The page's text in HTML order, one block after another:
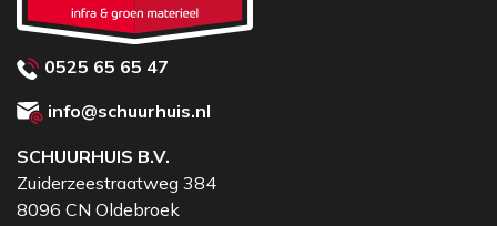
0525 65 65 47
info@schuurhuis.nl
SCHUURHUIS B.V.
Zuiderzeestraatweg 384
8096 CN Oldebroek